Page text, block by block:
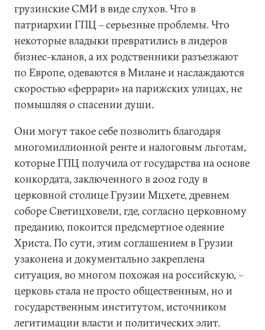
грузинские СМИ в виде слухов. Что в
патриархии ГПЦ – серьезные проблемы. Что
некоторые владыки превратились в лидеров
бизнес-кланов, а их родственники разъезжают
по Европе, одеваются в Милане и наслаждаются
скоростью «феррари» на парижских улицах, не
помышляя о спасении души.
Они могут такое себе позволить благодаря
многомиллионной ренте и налоговым льготам,
которые ГПЦ получила от государства на основе
конкордата, заключенного в 2002 году в
церковной столице Грузии Мцхете, древнем
соборе Светицховели, где, согласно церковному
преданию, покоится предсмертное одеяние
Христа. По сути, этим соглашением в Грузии
узаконена и документально закреплена
ситуация, во многом похожая на российскую, –
церковь стала не просто общественным, но и
государственным институтом, источником
легитимации власти и политических элит.